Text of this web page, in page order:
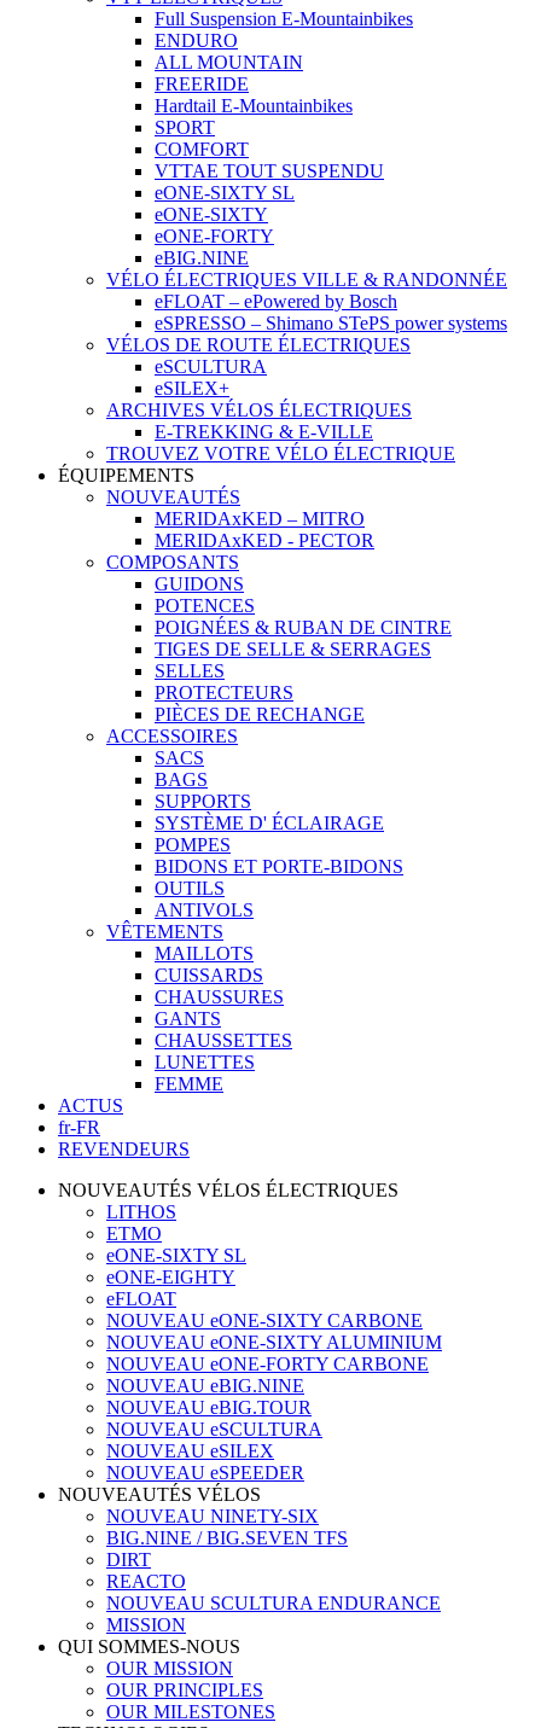
Full Suspension E-Mountainbikes
ENDURO
ALL MOUNTAIN
FREERIDE
Hardtail E-Mountainbikes
SPORT
COMFORT
VTTAE TOUT SUSPENDU
eONE-SIXTY SL
eONE-SIXTY
eONE-FORTY
eBIG.NINE
VÉLO ÉLECTRIQUES VILLE & RANDONNÉE
eFLOAT – ePowered by Bosch
eSPRESSO – Shimano STePS power systems
VÉLOS DE ROUTE ÉLECTRIQUES
eSCULTURA
eSILEX+
ARCHIVES VÉLOS ÉLECTRIQUES
E-TREKKING & E-VILLE
TROUVEZ VOTRE VÉLO ÉLECTRIQUE
ÉQUIPEMENTS
NOUVEAUTÉS
MERIDAxKED – MITRO
MERIDAxKED - PECTOR
COMPOSANTS
GUIDONS
POTENCES
POIGNÉES & RUBAN DE CINTRE
TIGES DE SELLE & SERRAGES
SELLES
PROTECTEURS
PIÈCES DE RECHANGE
ACCESSOIRES
SACS
BAGS
SUPPORTS
SYSTÈME D' ÉCLAIRAGE
POMPES
BIDONS ET PORTE-BIDONS
OUTILS
ANTIVOLS
VÊTEMENTS
MAILLOTS
CUISSARDS
CHAUSSURES
GANTS
CHAUSSETTES
LUNETTES
FEMME
ACTUS
fr-FR
REVENDEURS
NOUVEAUTÉS VÉLOS ÉLECTRIQUES
LITHOS
ETMO
eONE-SIXTY SL
eONE-EIGHTY
eFLOAT
NOUVEAU eONE-SIXTY CARBONE
NOUVEAU eONE-SIXTY ALUMINIUM
NOUVEAU eONE-FORTY CARBONE
NOUVEAU eBIG.NINE
NOUVEAU eBIG.TOUR
NOUVEAU eSCULTURA
NOUVEAU eSILEX
NOUVEAU eSPEEDER
NOUVEAUTÉS VÉLOS
NOUVEAU NINETY-SIX
BIG.NINE / BIG.SEVEN TFS
DIRT
REACTO
NOUVEAU SCULTURA ENDURANCE
MISSION
QUI SOMMES-NOUS
OUR MISSION
OUR PRINCIPLES
OUR MILESTONES